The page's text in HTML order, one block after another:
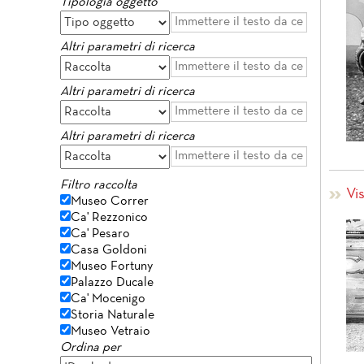
Tipologia oggetto
Altri parametri di ricerca
Altri parametri di ricerca
Altri parametri di ricerca
Filtro raccolta
Museo Correr
Ca' Rezzonico
Ca' Pesaro
Casa Goldoni
Museo Fortuny
Palazzo Ducale
Ca' Mocenigo
Storia Naturale
Museo Vetraio
Ordina per